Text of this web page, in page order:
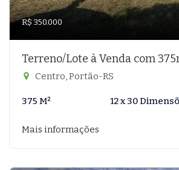
R$ 350.000
Terreno/Lote à Venda com
Centro, Portão-RS
375 M² 12 x 30
Mais informações